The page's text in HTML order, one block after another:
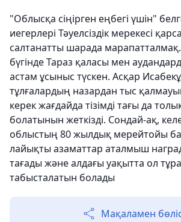
"Облысқа сіңірген еңбегі үшін"
иегерлері Тәуелсіздік мерекесі
салтанатты шарада
бүгінде Тараз қаласы мен
астам ұсыныс түскен. Асқар
тұлғалардың назардан тыс
керек жағдайда тізімді тағы да
болатынын жеткізді. Сондай-ақ,
облыстың 80 жылдық мерейтойы
лайықты азаматтар аталмыш
тағады және алдағы уақытта ол
табысталатын болады
Мақаламен